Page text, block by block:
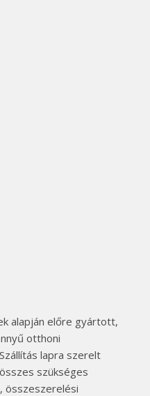
alapján előre gyártott,
otthoni
lapra szerelt
szükséges
összeszerelési